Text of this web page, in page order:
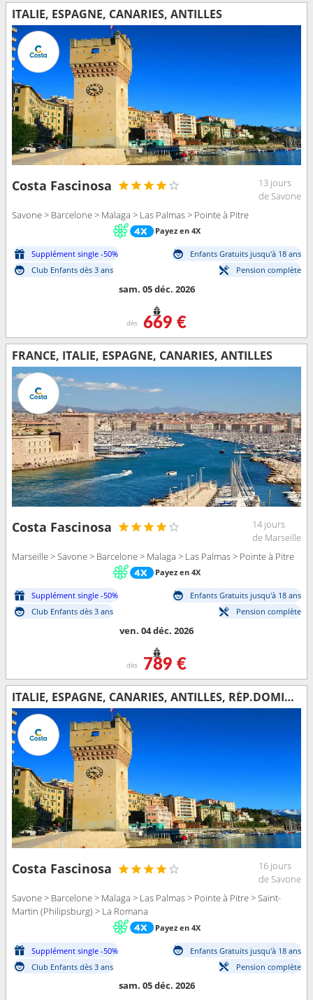
ITALIE, ESPAGNE, CANARIES, ANTILLES
Costa Fascinosa
13 jours
de Savone
Savone > Barcelone > Malaga > Las Palmas > Pointe à Pitre
Payez en 4X
Supplément single -50%
Enfants Gratuits jusqu'à 18 ans
Club Enfants dès 3 ans
Pension complète
sam. 05 déc. 2026
dès 669 €
FRANCE, ITALIE, ESPAGNE, CANARIES, ANTILLES
Costa Fascinosa
14 jours
de Marseille
Marseille > Savone > Barcelone > Malaga > Las Palmas > Pointe à Pitre
Payez en 4X
Supplément single -50%
Enfants Gratuits jusqu'à 18 ans
Club Enfants dès 3 ans
Pension complète
ven. 04 déc. 2026
dès 789 €
ITALIE, ESPAGNE, CANARIES, ANTILLES, RÉP.DOMINICAINE
Costa Fascinosa
16 jours
de Savone
Savone > Barcelone > Malaga > Las Palmas > Pointe à Pitre > Saint-
Martin (Philipsburg) > La Romana
Payez en 4X
Supplément single -50%
Enfants Gratuits jusqu'à 18 ans
Club Enfants dès 3 ans
Pension complète
sam. 05 déc. 2026